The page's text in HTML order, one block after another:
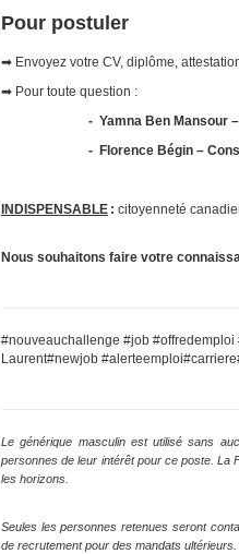
Pour postuler
➡ Envoyez votre CV, diplôme,
➡ Pour toute question :
- Yamna Ben Mansour
- Florence Bégin –
INDISPENSABLE : citoyenneté
Nous souhaitons faire votre
#nouveauchallenge #job
Laurent#newjob
Le générique masculin est utilisé sans
personnes de leur intérêt pour ce poste. La
les horizons.
Seules les personnes retenues seront
de recrutement pour des mandats ultérieurs.